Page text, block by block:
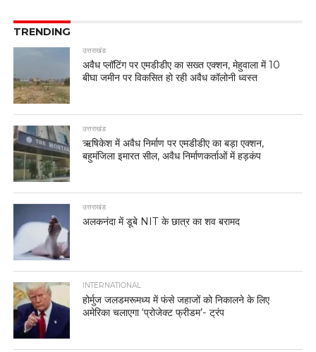
TRENDING
उत्तराखंड
अवैध प्लॉटिंग पर एमडीडीए का सख्त एक्शन, मेहुवाला में 10
बीघा जमीन पर विकसित हो रही अवैध कॉलोनी ध्वस्त
उत्तराखंड
ऋषिकेश में अवैध निर्माण पर एमडीडीए का बड़ा एक्शन,
बहुमंजिला इमारत सील, अवैध निर्माणकर्ताओं में हड़कंप
उत्तराखंड
अलकनंदा में डूबे NIT के छात्र का शव बरामद
INTERNATIONAL
होर्मुज जलडमरूमध्य में फंसे जहाजों को निकालने के लिए
अमेरिका चलाएगा ‘प्रोजेक्ट फ्रीडम’- ट्रंप